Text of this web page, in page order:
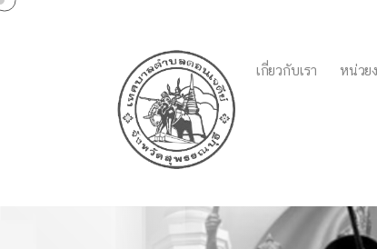
เกี่ยวกับเรา หน่วย